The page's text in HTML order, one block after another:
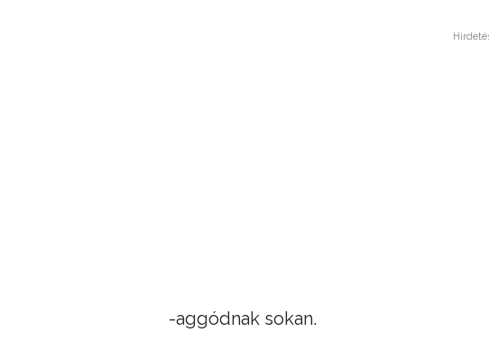
-aggódnak sokan.